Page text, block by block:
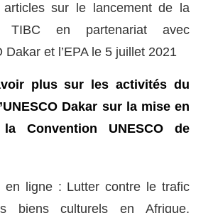
articles sur le lancement de la
TIBC en partenariat avec
Dakar et l’EPA le 5 juillet 2021
plus sur les activités du
Dakar sur la mise en
Convention UNESCO de
en ligne : Lutter contre le trafic
biens culturels en Afrique,